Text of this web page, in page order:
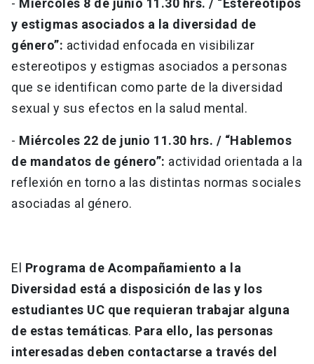
- Miércoles 8 de junio 11.30 hrs. / “Estereotipos
y estigmas asociados a la diversidad de
género”: actividad enfocada en visibilizar
estereotipos y estigmas asociados a personas
que se identifican como parte de la diversidad
sexual y sus efectos en la salud mental.
- Miércoles 22 de junio 11.30 hrs. / “Hablemos
de mandatos de género”: actividad orientada a la
reflexión en torno a las distintas normas sociales
asociadas al género.
El Programa de Acompañamiento a la
Diversidad está a disposición de las y los
estudiantes UC que requieran trabajar alguna
de estas temáticas. Para ello, las personas
interesadas deben contactarse a través del